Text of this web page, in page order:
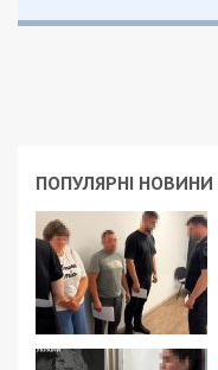
ПОПУЛЯРНІ НОВИНИ